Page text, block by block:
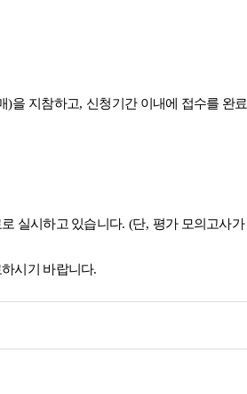
)을 지참하고, 신청기간 이내에 접수를 완료
실시하고 있습니다.(단, 평가 모의고사가
시기 바랍니다.